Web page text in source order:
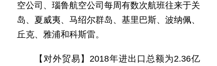
空公司、瑙鲁航空公司每周有数次航班往来于关
岛、夏威夷、马绍尔群岛、基里巴斯、波纳佩、
丘克、雅浦和科斯雷。
【对外贸易】2018年进出口总额为2.36亿